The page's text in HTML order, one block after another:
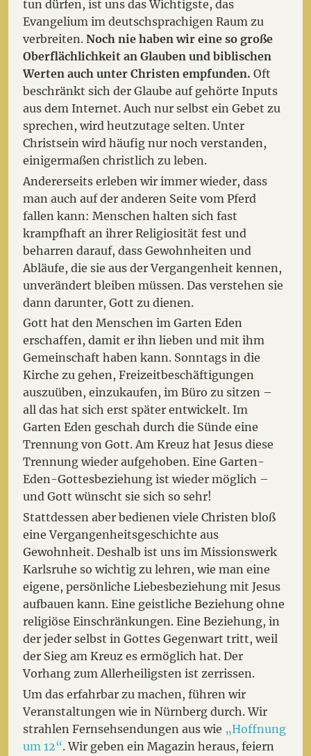
tun dürfen, ist uns das Wichtigste, das
Evangelium im deutschsprachigen Raum zu
verbreiten.Noch nie haben wir eine so große
Oberflächlichkeit an Glauben und biblischen
Werten auch unter Christen empfunden. Oft
beschränkt sich der Glaube auf gehörte Inputs
aus dem Internet. Auch nur selbst ein Gebet zu
sprechen, wird heutzutage selten. Unter
Christsein wird häufig nur noch verstanden,
einigermaßen christlich zu leben.
Andererseits erleben wir immer wieder, dass
man auch auf der anderen Seite vom Pferd
fallen kann: Menschen halten sich fast
krampfhaft an ihrer Religiosität fest und
beharren darauf, dass Gewohnheiten und
Abläufe, die sie aus der Vergangenheit kennen,
unverändert bleiben müssen. Das verstehen sie
dann darunter, Gott zu dienen.
Gott hat den Menschen im Garten Eden
erschaffen, damit er ihn lieben und mit ihm
Gemeinschaft haben kann. Sonntags in die
Kirche zu gehen, Freizeitbeschäftigungen
auszuüben, einzukaufen, im Büro zu sitzen –
all das hat sich erst später entwickelt. Im
Garten Eden geschah durch die Sünde eine
Trennung von Gott. Am Kreuz hat Jesus diese
Trennung wieder aufgehoben. Eine Garten-
Eden-Gottesbeziehung ist wieder möglich –
und Gott wünscht sie sich so sehr!
Stattdessen aber bedienen viele Christen bloß
eine Vergangenheitsgeschichte aus
Gewohnheit. Deshalb ist uns im Missionswerk
Karlsruhe so wichtig zu lehren, wie man eine
eigene, persönliche Liebesbeziehung mit Jesus
aufbauen kann. Eine geistliche Beziehung ohne
religiöse Einschränkungen. Eine Beziehung, in
der jeder selbst in Gottes Gegenwart tritt, weil
der Sieg am Kreuz es ermöglich hat. Der
Vorhang zum Allerheiligsten ist zerrissen.
Um das erfahrbar zu machen, führen wir
Veranstaltungen wie in Nürnberg durch. Wir
strahlen Fernsehsendungen aus wie „Hoffnung
um 12“. Wir geben ein Magazin heraus, feiern